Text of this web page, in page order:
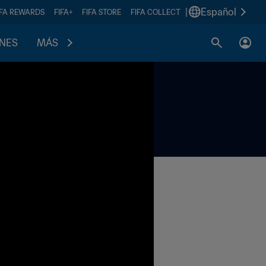
REWARDS FIFA+ FIFA STORE FIFA COLLECT Español
MÁS